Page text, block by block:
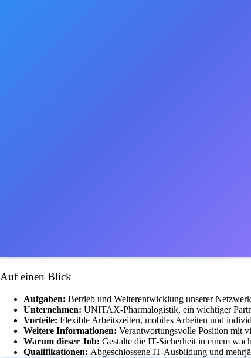
Auf einen Blick
Aufgaben: Betrieb und Weiterentwicklung unserer
Unternehmen: UNITAX-Pharmalogistik, ein wichtiger
Vorteile: Flexible Arbeitszeiten, mobiles Arbeiten und
Weitere Informationen: Verantwortungsvolle Position mit
Warum dieser Job: Gestalte die IT-Sicherheit in einem
Qualifikationen: Abgeschlossene IT-Ausbildung und